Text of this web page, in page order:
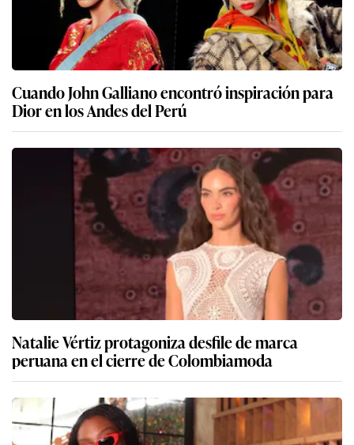
Cuando John Galliano encontró inspiración para
Dior en los Andes del Perú
Natalie Vértiz protagoniza desfile de marca
peruana en el cierre de Colombiamoda